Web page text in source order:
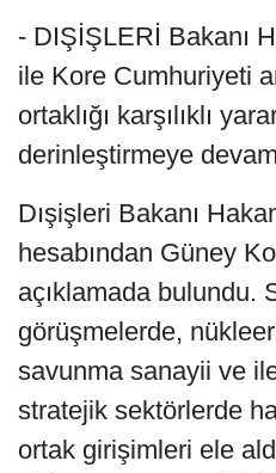
- DIŞİŞLERİ Bakanı
ile Kore Cumhuriyeti
ortaklığı karşılıklı
derinleştirmeye
Dışişleri Bakanı
hesabından Güney
açıklamada bulundu.
görüşmelerde,
savunma sanayii ve
stratejik sektörlerde
ortak girişimleri ele